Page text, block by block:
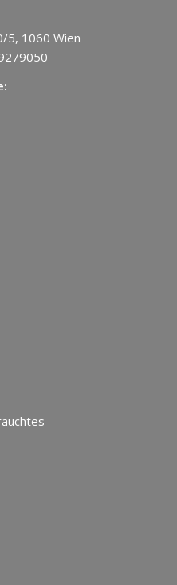
5, 1060 Wien